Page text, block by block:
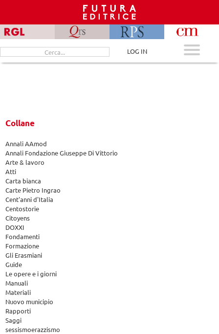
content
Cerca
per:
LOG IN
Collane
Annali AAmod
Annali Fondazione Giuseppe Di Vittorio
Arte & lavoro
Atti
Carta bianca
Carte Pietro Ingrao
Cent'anni d'Italia
Centostorie
Citoyens
DOXXI
Fondamenti
Formazione
Gli Erasmiani
Guide
Le opere e i giorni
Manuali
Materiali
Nuovo municipio
Rapporti
Saggi
sessismoerazzismo